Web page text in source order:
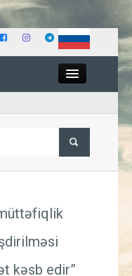
İqtisadiyyat
kəsb edir”